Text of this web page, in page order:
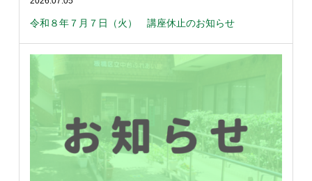
令和８年７月７日（火） 講座休止のお知らせ